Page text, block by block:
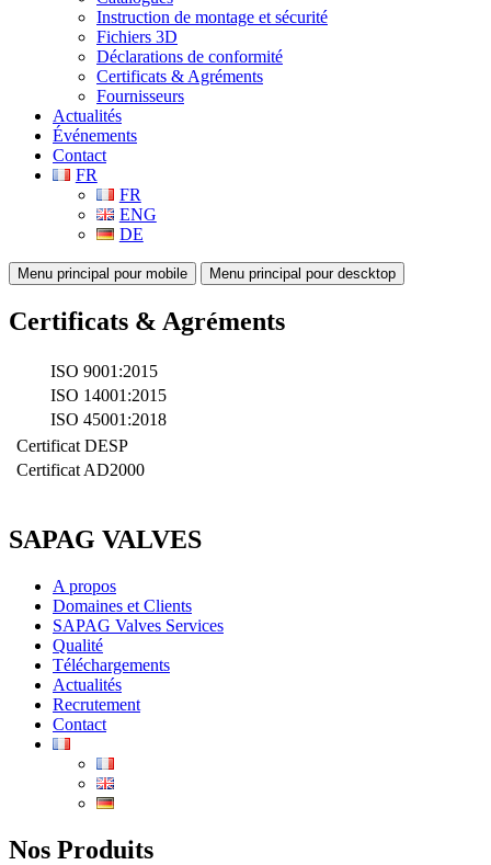
Instruction de montage et sécurité
Fichiers 3D
Déclarations de conformité
Certificats & Agréments
Fournisseurs
Actualités
Événements
Contact
FR
FR
ENG
DE
Menu principal pour mobile Menu principal pour descktop
Certificats & Agréments
ISO 9001:2015
ISO 14001:2015
ISO 45001:2018
Certificat DESP
Certificat AD2000
SAPAG VALVES
A propos
Domaines et Clients
SAPAG Valves Services
Qualité
Téléchargements
Actualités
Recrutement
Contact
Nos Produits